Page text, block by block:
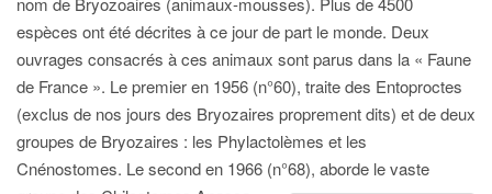
espèces ont été décrites à ce jour de part le monde. Deux
ouvrages consacrés à ces animaux sont parus dans la « Faune
de France ». Le premier en 1956 (n°60), traite des Entoproctes
(exclus de nos jours des Bryozaires proprement dits) et de deux
groupes de Bryozaires : les Phylactolèmes et les
Cnénostomes. Le second en 1966 (n°68), aborde le vaste